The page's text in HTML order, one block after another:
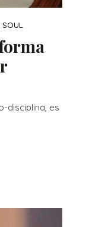
SOUL
disciplina, es